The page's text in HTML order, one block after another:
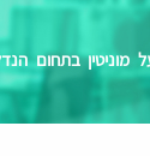
בתחום